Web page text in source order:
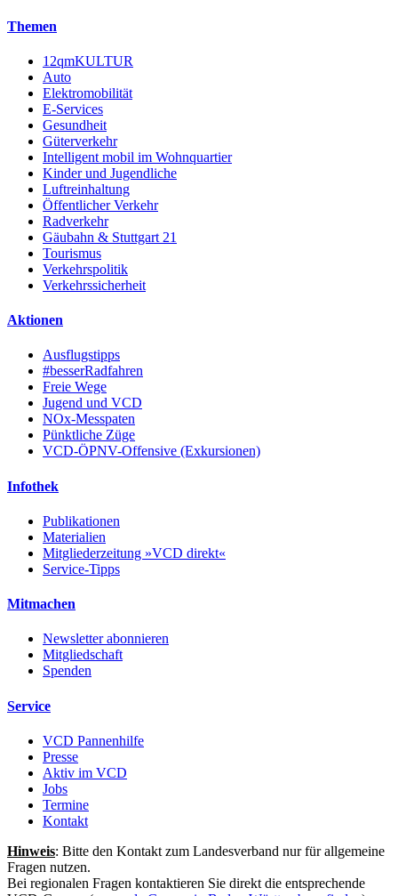
Themen
12qmKULTUR
Auto
Elektromobilität
E-Services
Gesundheit
Güterverkehr
Intelligent mobil im Wohnquartier
Kinder und Jugendliche
Luftreinhaltung
Öffentlicher Verkehr
Radverkehr
Gäubahn & Stuttgart 21
Tourismus
Verkehrspolitik
Verkehrssicherheit
Aktionen
Ausflugstipps
#besserRadfahren
Freie Wege
Jugend und VCD
NOx-Messpaten
Pünktliche Züge
VCD-ÖPNV-Offensive (Exkursionen)
Infothek
Publikationen
Materialien
Mitgliederzeitung »VCD direkt«
Service-Tipps
Mitmachen
Newsletter abonnieren
Mitgliedschaft
Spenden
Service
VCD Pannenhilfe
Presse
Aktiv im VCD
Jobs
Termine
Kontakt
Hinweis: Bitte den Kontakt zum Landesverband nur für allgemeine
Fragen nutzen.
Bei regionalen Fragen kontaktieren Sie direkt die entsprechende